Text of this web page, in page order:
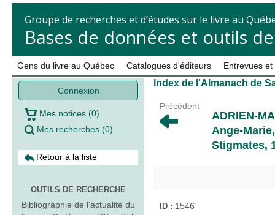
Groupe de recherches et d’études sur le livre au
Bases de données et outils
Gens du livre au Québec Catalogues d'éditeurs Entrevues
Connexion
Mes notices (0)
Mes recherches (0)
Retour à la liste
OUTILS DE RECHERCHE
Bibliographie de l'actualité du
Index de l'Almanach de
Précédent
ADRIEN-
Ange-
Stigmates,
ID : 1546